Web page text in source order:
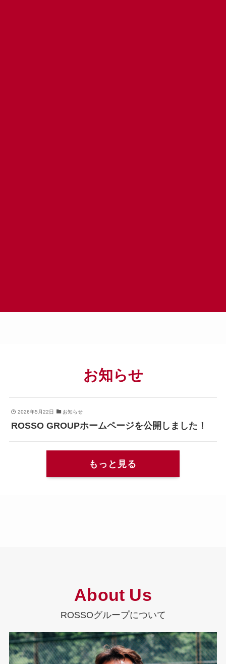
お知らせ
2026年5月22日 お知らせ
ROSSO GROUPホームページを公開しました！
もっと見る
About Us
ROSSOグループについて